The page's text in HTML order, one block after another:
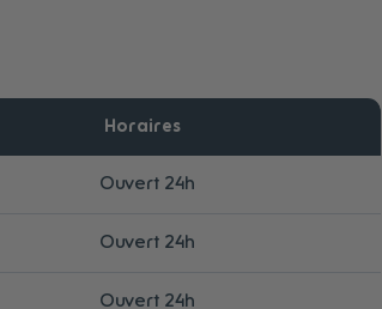
Horaires
Ouvert 24h
Ouvert 24h
Ouvert 24h